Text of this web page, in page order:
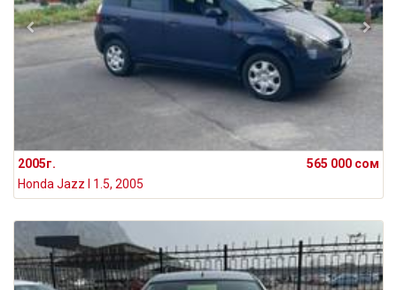
2005г.
565 000 сом
Honda Jazz I 1.5, 2005